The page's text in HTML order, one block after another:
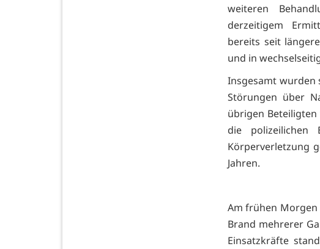
weiteren
derzeitigem
bereits seit
und in
Insgesamt wurden
Störungen über
übrigen
die polizeilichen
Körperverletzung
Jahren.
Am frühen Morgen
Brand mehrerer
Einsatzkräfte